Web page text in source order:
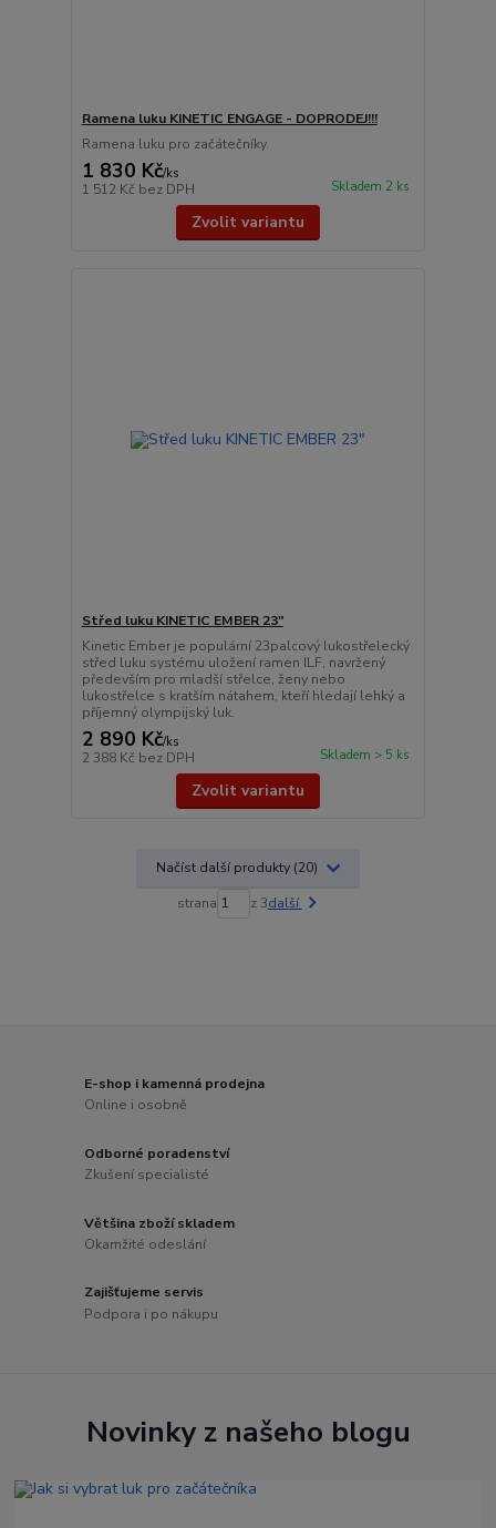
Ramena luku KINETIC ENGAGE - DOPRODEJ!!!
Ramena luku pro začátečníky.
1 830 Kč/ks
1 512 Kč bez DPH Skladem 2 ks
Zvolit variantu
Střed luku KINETIC EMBER 23"
Kinetic Ember je populární 23palcový lukostřelecký
střed luku systému uložení ramen ILF, navržený
především pro mladší střelce, ženy nebo
lukostřelce s kratším nátahem, kteří hledají lehký a
příjemný olympijský luk.
2 890 Kč/ks
2 388 Kč bez DPH Skladem > 5 ks
Zvolit variantu
Načíst další produkty (20)
strana z 3další
E-shop i kamenná prodejna
Online i osobně
Odborné poradenství
Zkušení specialisté
Většina zboží skladem
Okamžité odeslání
Zajišťujeme servis
Podpora i po nákupu
Novinky z našeho blogu